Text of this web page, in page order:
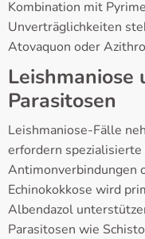
Kombination mit
Unverträglichkeiten
Atovaquon oder
Parasitosen
Leishmaniose-Fälle
erfordern
Antimonverbindungen
Echinokokkose wird
Albendazol
Parasitosen wie